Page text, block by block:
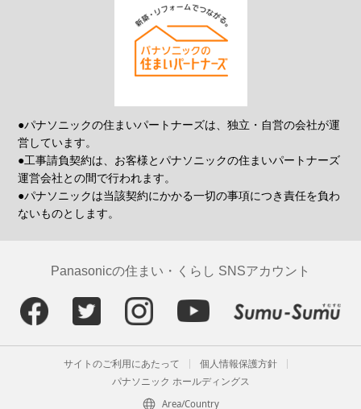
●パナソニックの住まいパートナーズは、独立・自営の会社が運
営しています。
●工事請負契約は、お客様とパナソニックの住まいパートナーズ
運営会社との間で行われます。
●パナソニックは当該契約にかかる一切の事項につき責任を負わ
ないものとします。
Panasonicの住まい・くらし SNSアカウント
サイトのご利用にあたって
個人情報保護方針
パナソニック ホールディングス
Area/Country